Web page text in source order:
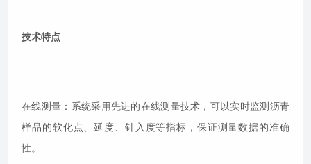
技术特点
在线测量：系统采用先进的在线测量技术，可以实时监测沥青
样品的软化点、延度、针入度等指标，保证测量数据的准确
性。